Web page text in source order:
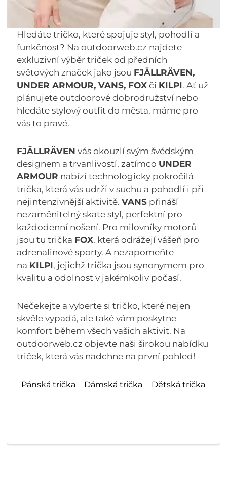
Hledáte tričko, které spojuje styl, pohodlí a
funkčnost? Na outdoorweb.cz najdete
exkluzivní výběr triček od předních
světových značek jako jsou FJÄLLRÄVEN,
UNDER ARMOUR, VANS, FOX či KILPI. Ať už
plánujete outdoorové dobrodružství nebo
hledáte stylový outfit do města, máme pro
vás to pravé.
FJÄLLRÄVEN vás okouzlí svým švédským
designem a trvanlivostí, zatímco UNDER
ARMOUR nabízí technologicky pokročilá
trička, která vás udrží v suchu a pohodlí i při
nejintenzivnější aktivitě.VANS přináší
nezaměnitelný skate styl, perfektní pro
každodenní nošení. Pro milovníky motorů
jsou tu trička FOX, která odrážejí vášeň pro
adrenalinové sporty. A nezapomeňte
na KILPI, jejichž trička jsou synonymem pro
kvalitu a odolnost v jakémkoliv počasí.
Nečekejte a vyberte si tričko, které nejen
skvěle vypadá, ale také vám poskytne
komfort během všech vašich aktivit. Na
outdoorweb.cz objevte naši širokou nabídku
triček, která vás nadchne na první pohled!
Pánská trička Dámská trička Dětská trička